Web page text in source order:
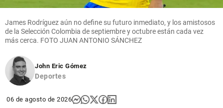
James Rodríguez aún no define su futuro inmediato, y los amistosos
de la Selección Colombia de septiembre y octubre están cada vez
más cerca. FOTO JUAN ANTONIO SÁNCHEZ
John Eric Gómez
Deportes
06 de agosto de 2026